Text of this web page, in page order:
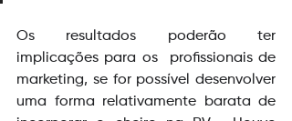
Os resultados poderão ter
implicações para os  profissionais de
marketing, se for possível desenvolver
uma forma relativamente barata de